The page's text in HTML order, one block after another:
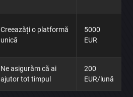
Creeazăți o platformă
unică
5000
EUR
Ne asigurăm că ai
ajutor tot timpul
200
EUR/lună